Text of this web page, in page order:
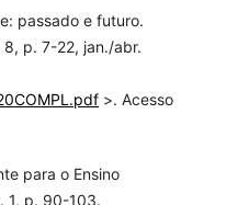
passado e futuro.
8, p. 7-22, jan./abr.
>. Acesso
para o Ensino
1, p. 90-103.